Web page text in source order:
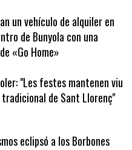
un vehículo de alquiler en
de Bunyola con una
«Go Home»
"Les festes mantenen viu
de Sant Llorenç"
eclipsó a los Borbones